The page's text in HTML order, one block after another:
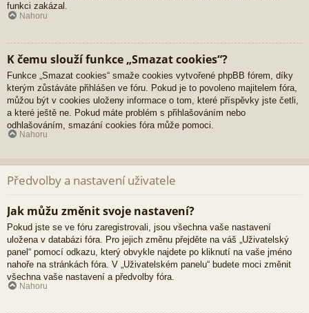
funkci zakázal.
Nahoru
K čemu slouží funkce „Smazat cookies“?
Funkce „Smazat cookies“ smaže cookies vytvořené phpBB fórem, díky
kterým zůstáváte přihlášen ve fóru. Pokud je to povoleno majitelem fóra,
můžou být v cookies uloženy informace o tom, které příspěvky jste četli,
a které ještě ne. Pokud máte problém s přihlašováním nebo
odhlašováním, smazání cookies fóra může pomoci.
Nahoru
Předvolby a nastavení uživatele
Jak můžu změnit svoje nastavení?
Pokud jste se ve fóru zaregistrovali, jsou všechna vaše nastavení
uložena v databázi fóra. Pro jejich změnu přejděte na váš „Uživatelský
panel“ pomocí odkazu, který obvykle najdete po kliknutí na vaše jméno
nahoře na stránkách fóra. V „Uživatelském panelu“ budete moci změnit
všechna vaše nastavení a předvolby fóra.
Nahoru